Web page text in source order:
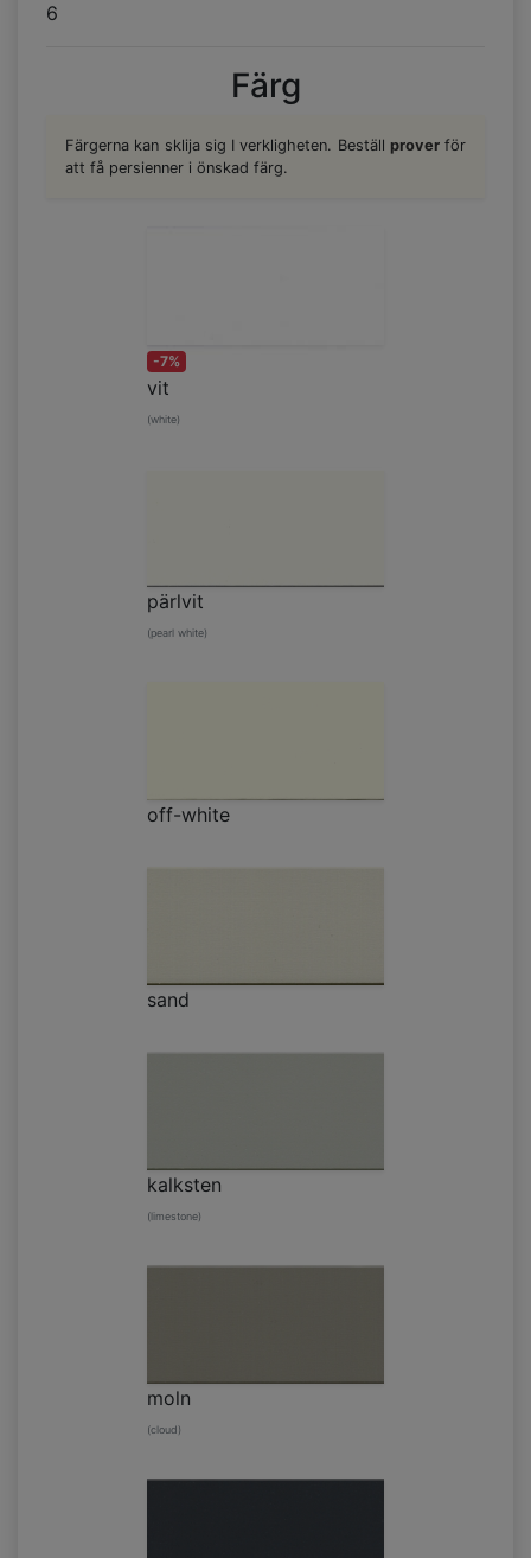
6
Färg
Färgerna kan sklija sig I verkligheten. Beställ proverför
att få persienner i önskad färg.
-7%
vit
(white)
pärlvit
(pearl white)
off-white
sand
kalksten
(limestone)
moln
(cloud)